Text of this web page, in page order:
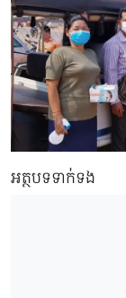
អត្ថបទទាក់ទង